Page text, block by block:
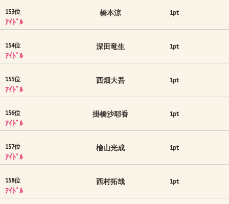
153位
ｱｲﾄﾞﾙ
橋本涼 1pt
154位
ｱｲﾄﾞﾙ
深田竜生 1pt
155位
ｱｲﾄﾞﾙ
西畑大吾 1pt
156位
ｱｲﾄﾞﾙ
掛橋沙耶香 1pt
157位
ｱｲﾄﾞﾙ
檜山光成 1pt
158位
ｱｲﾄﾞﾙ
西村拓哉 1pt